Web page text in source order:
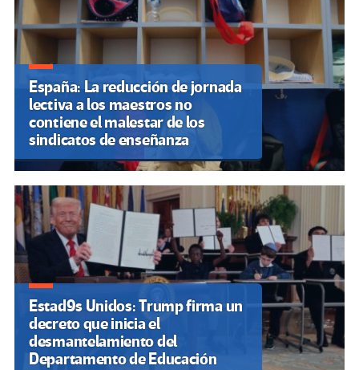
España: La reducción de jornada
lectiva a los maestros no
contiene el malestar de los
sindicatos de enseñanza
Estad9s Unidos: Trump firma un
decreto que inicia el
desmantelamiento del
Departamento de Educación